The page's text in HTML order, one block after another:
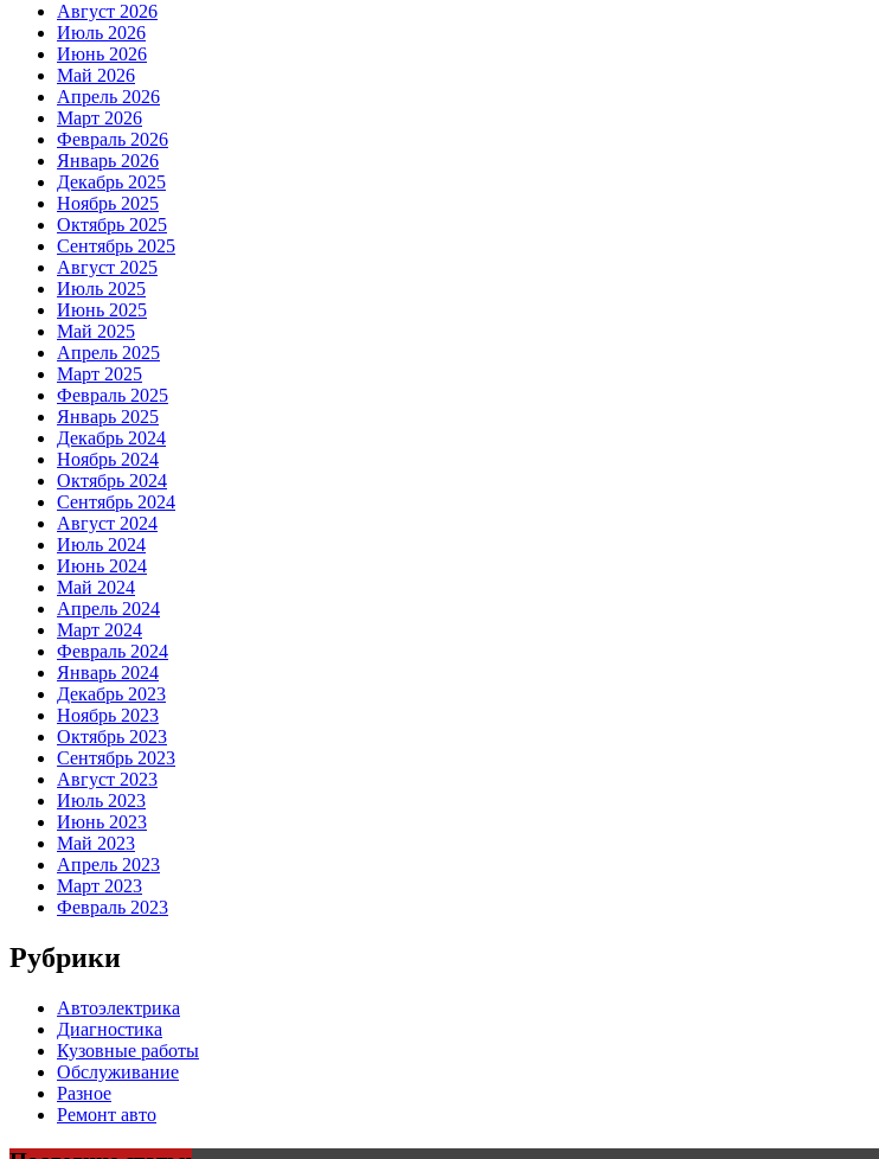
Август 2026
Июль 2026
Июнь 2026
Май 2026
Апрель 2026
Март 2026
Февраль 2026
Январь 2026
Декабрь 2025
Ноябрь 2025
Октябрь 2025
Сентябрь 2025
Август 2025
Июль 2025
Июнь 2025
Май 2025
Апрель 2025
Март 2025
Февраль 2025
Январь 2025
Декабрь 2024
Ноябрь 2024
Октябрь 2024
Сентябрь 2024
Август 2024
Июль 2024
Июнь 2024
Май 2024
Апрель 2024
Март 2024
Февраль 2024
Январь 2024
Декабрь 2023
Ноябрь 2023
Октябрь 2023
Сентябрь 2023
Август 2023
Июль 2023
Июнь 2023
Май 2023
Апрель 2023
Март 2023
Февраль 2023
Рубрики
Автоэлектрика
Диагностика
Кузовные работы
Обслуживание
Разное
Ремонт авто